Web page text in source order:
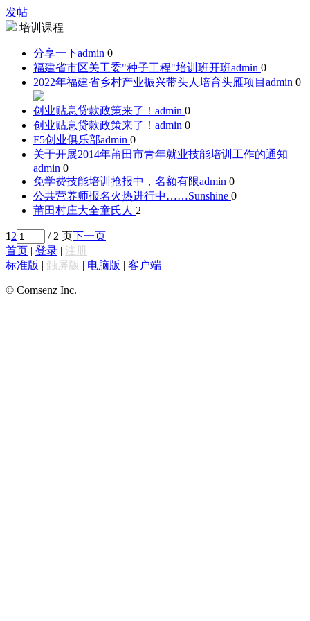
发帖
培训课程
分享一下admin 0
福建省市区关工委"种子工程"培训班开班admin 0
2022年福建省乡村产业振兴带头人培育头雁项目 admin 0
创业贴息贷款政策来了！ admin 0
创业贴息贷款政策来了！ admin 0
F5创业俱乐部admin 0
关于开展2014年莆田市青年就业技能培训工作的通知
admin 0
免学费技能培训抢报中，名额有限admin 0
公共营养师报名火热进行中……Sunshine 0
莆田村庄大全童氏人 2
12 / 2 页下一页
首页 | 登录 | 注册
标准版 | 触屏版 | 电脑版 | 客户端
© Comsenz Inc.